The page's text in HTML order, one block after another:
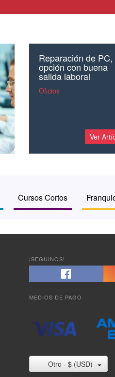
Reparación de
opción con buena
salida laboral
Oficios
Ver
Cursos Cortos
¡SEGUINOS!
MEDIOS DE PAGO
Otro - $ (USD)